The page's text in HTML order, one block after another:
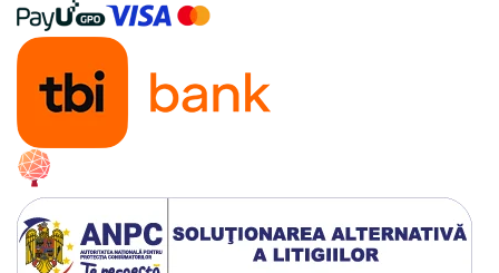
Altele
Screens
Nolzur
Premium
Board games
Harti
Teren
Alte RPG